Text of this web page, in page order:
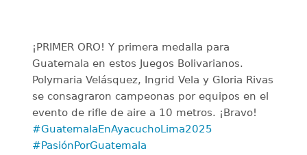
¡PRIMER ORO! Y primera medalla para
Guatemala en estos Juegos Bolivarianos.
Polymaria Velásquez, Ingrid Vela y Gloria Rivas
se consagraron campeonas por equipos en el
evento de rifle de aire a 10 metros. ¡Bravo!
#GuatemalaEnAyacuchoLima2025
#PasiónPorGuatemala